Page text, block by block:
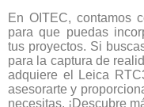
En OITEC, contamos
para que puedas
tus proyectos. Si
para la captura de
adquiere el Leica
asesorarte y
necesitas. ¡Descubre